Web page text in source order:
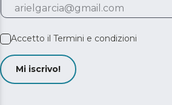
Accetto il Termini e condizioni
Mi iscrivo!